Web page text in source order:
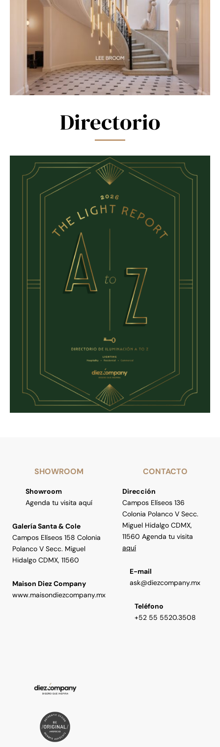
Directorio
SHOWROOM
Showroom
Agenda tu visita aquí
Galería Santa & Cole
Campos Elíseos 158 Colonia
Polanco V Secc. Miguel
Hidalgo CDMX, 11560
Maison Diez Company
www.maisondiezcompany.mx
CONTACTO
Dirección
Campos Elíseos 136
Colonia Polanco V Secc.
Miguel Hidalgo CDMX,
11560 Agenda tu visita
aquí
E-mail
ask@diezcompany.mx
Teléfono
+52 55 5520.3508